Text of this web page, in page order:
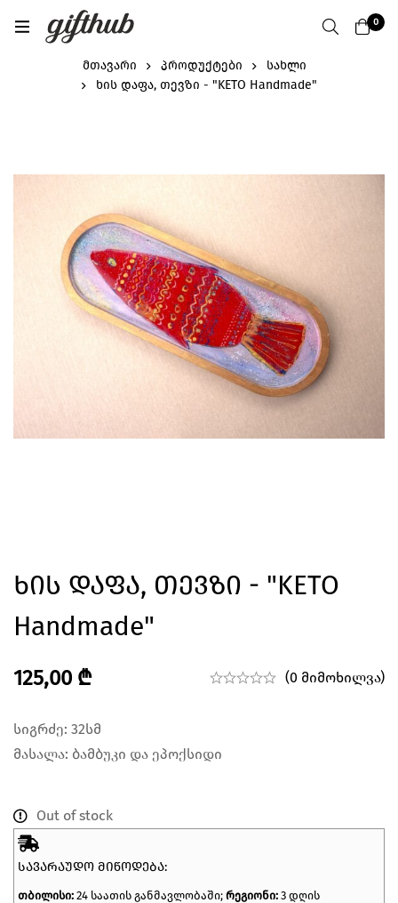
0
მთავარი პროდუქტები
სახლი
ხის დაფა, თევზი - "KETO Handmade"
Ხის Დაფა, Თევზი - "KETO
Handmade"
125,00 ₾ (0 მიმოხილვა)
სიგრძე: 32სმ
მასალა: ბამბუკი და ეპოქსიდი
Out of stock
ᲡᲐᲕᲐᲠᲐᲣᲓᲝ ᲛᲘᲬᲝᲓᲔᲑᲐ:
თბილისი: 24 საათის განმავლობაში; რეგიონი: 3 დღის